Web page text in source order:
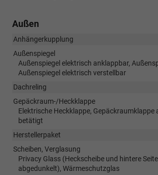
Außen
Anhängerkupplung
Außenspiegel
Außenspiegel elektrisch anklappbar,
Außenspiegel elektrisch verstellbar
Dachreling
Gepäckraum-/Heckklappe
Elektrische Heckklappe, Gepäckraumklappe
betätigt
Herstellerpaket
Scheiben, Verglasung
Privacy Glass (Heckscheibe und hintere
abgedunkelt), Wärmeschutzglas